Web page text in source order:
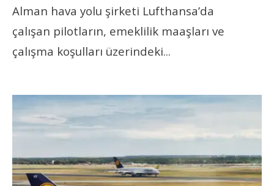
Alman hava yolu şirketi Lufthansa’da
çalışan pilotların, emeklilik maaşları ve
çalışma koşulları üzerindeki...